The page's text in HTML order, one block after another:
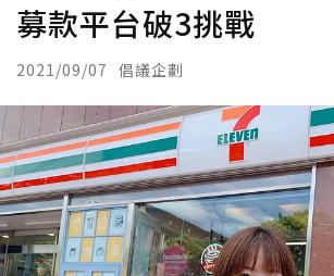
募款平台破3挑戰
2021/09/07 倡議企劃